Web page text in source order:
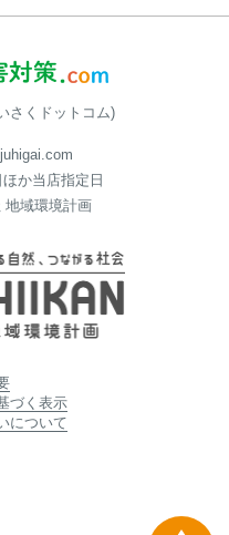
さくドットコム)
か当店指定日
地域環境計画
づく表示
について